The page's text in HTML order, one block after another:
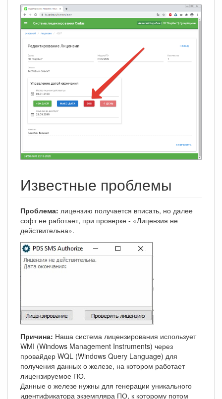
Известные проблемы
Проблема: лицензию получается вписать, но далее
софт не работает, при проверке - «Лицензия не
действительна».
Причина: Наша система лицензирования использует
WMI (Windows Management Instruments) через
провайдер WQL (Windows Query Language) для
получения данных о железе, на котором работает
лицензируемое ПО.
Данные о железе нужны для генерации уникального
идентификатора экземпляра ПО, к которому потом